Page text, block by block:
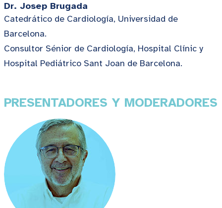
Dr. Josep Brugada
Catedrático de Cardiología, Universidad de
Barcelona.
Consultor Sénior de Cardiología, Hospital Clínic y
Hospital Pediátrico Sant Joan de Barcelona.
PRESENTADORES Y MODERADORES